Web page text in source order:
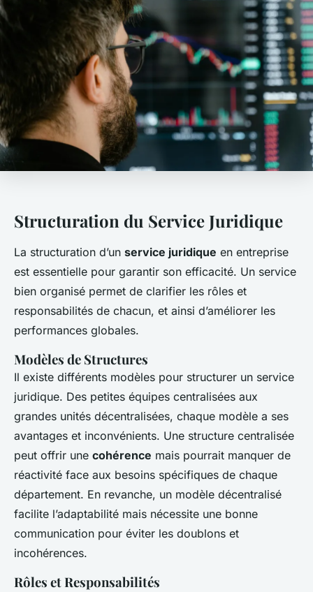
Structuration du Service Juridique
La structuration d’un service juridique en entreprise
est essentielle pour garantir son efficacité. Un service
bien organisé permet de clarifier les rôles et
responsabilités de chacun, et ainsi d’améliorer les
performances globales.
Modèles de Structures
Il existe différents modèles pour structurer un service
juridique. Des petites équipes centralisées aux
grandes unités décentralisées, chaque modèle a ses
avantages et inconvénients. Une structure centralisée
peut offrir une cohérence mais pourrait manquer de
réactivité face aux besoins spécifiques de chaque
département. En revanche, un modèle décentralisé
facilite l’adaptabilité mais nécessite une bonne
communication pour éviter les doublons et
incohérences.
Rôles et Responsabilités